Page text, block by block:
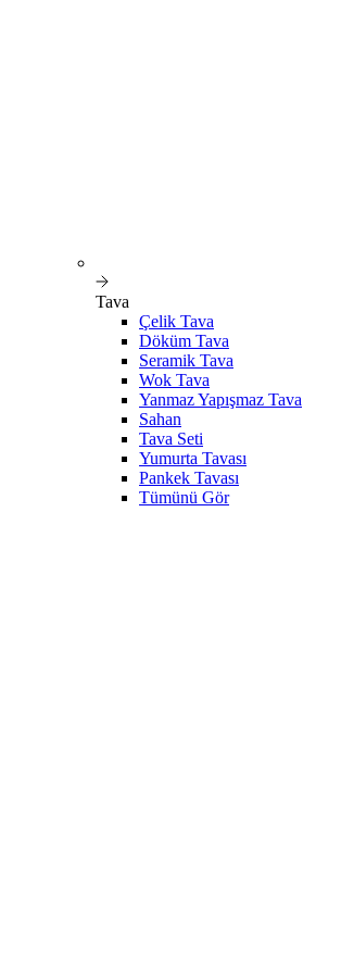
Tava
Çelik Tava
Döküm Tava
Seramik Tava
Wok Tava
Yanmaz Yapışmaz Tava
Sahan
Tava Seti
Yumurta Tavası
Pankek Tavası
Tümünü Gör